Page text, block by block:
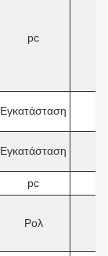
pc
Εγκατάσταση
Εγκατάσταση
pc
Ρολ